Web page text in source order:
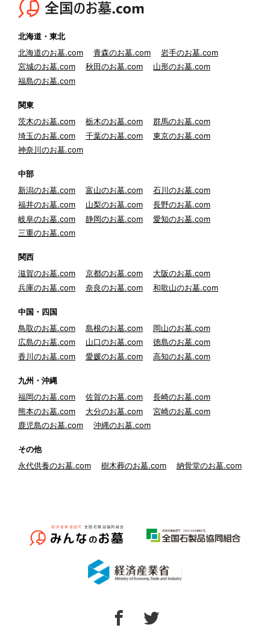
北海道・東北
北海道のお墓.com
青森のお墓.com
岩手のお墓.com
宮城のお墓.com
秋田のお墓.com
山形のお墓.com
福島のお墓.com
関東
茨木のお墓.com
栃木のお墓.com
群馬のお墓.com
埼玉のお墓.com
千葉のお墓.com
東京のお墓.com
神奈川のお墓.com
中部
新潟のお墓.com
富山のお墓.com
石川のお墓.com
福井のお墓.com
山梨のお墓.com
長野のお墓.com
岐阜のお墓.com
静岡のお墓.com
愛知のお墓.com
三重のお墓.com
関西
滋賀のお墓.com
京都のお墓.com
大阪のお墓.com
兵庫のお墓.com
奈良のお墓.com 和歌山のお墓.com
中国・四国
鳥取のお墓.com
島根のお墓.com
岡山のお墓.com
広島のお墓.com
山口のお墓.com
徳島のお墓.com
香川のお墓.com
愛媛のお墓.com 高知のお墓.com
九州・沖縄
福岡のお墓.com
佐賀のお墓.com
長崎のお墓.com
熊本のお墓.com
大分のお墓.com
宮崎のお墓.com
鹿児島のお墓.com
沖縄のお墓.com
その他
永代供養のお墓.com
樹木葬のお墓.com 納骨堂のお墓.com